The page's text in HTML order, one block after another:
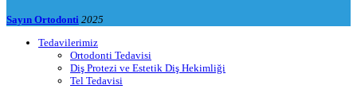
Sayın Ortodonti 2025
Tedavilerimiz
Ortodonti Tedavisi
Diş Protezi ve Estetik Diş Hekimliği
Tel Tedavisi